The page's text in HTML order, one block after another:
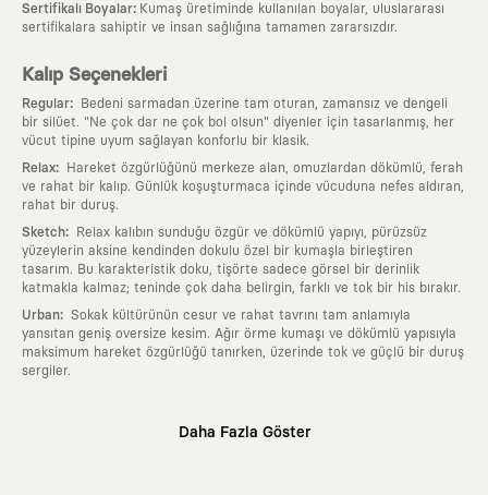
Sertifikalı Boyalar: Kumaş üretiminde kullanılan boyalar, uluslararası
sertifikalara sahiptir ve insan sağlığına tamamen zararsızdır.
Kalıp Seçenekleri
Regular:
Bedeni sarmadan üzerine tam oturan, zamansız ve dengeli
bir silüet. "Ne çok dar ne çok bol olsun" diyenler için tasarlanmış, her
vücut tipine uyum sağlayan konforlu bir klasik.
Relax:
Hareket özgürlüğünü merkeze alan, omuzlardan dökümlü, ferah
ve rahat bir kalıp. Günlük koşuşturmaca içinde vücuduna nefes aldıran,
rahat bir duruş.
Sketch:
Relax kalıbın sunduğu özgür ve dökümlü yapıyı, pürüzsüz
yüzeylerin aksine kendinden dokulu özel bir kumaşla birleştiren
tasarım. Bu karakteristik doku, tişörte sadece görsel bir derinlik
katmakla kalmaz; teninde çok daha belirgin, farklı ve tok bir his bırakır.
Urban: Sokak kültürünün cesur ve rahat tavrını tam anlamıyla
yansıtan geniş oversize kesim. Ağır örme kumaşı ve dökümlü yapısıyla
maksimum hareket özgürlüğü tanırken, üzerinde tok ve güçlü bir duruş
sergiler.
Daha Fazla Göster